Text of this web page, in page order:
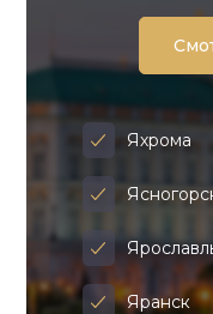
Яхрома
Яранск